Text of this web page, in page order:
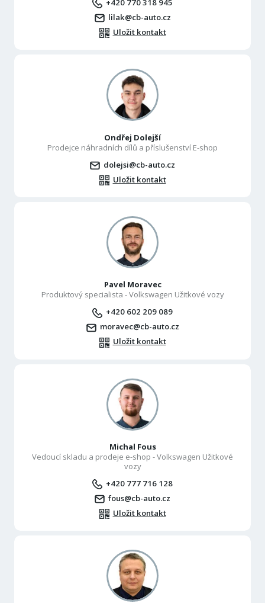
+420 770 318 945
lilak@cb-auto.cz
Uložit kontakt
Ondřej Dolejší
Prodejce náhradních dílů a příslušenství E-shop
dolejsi@cb-auto.cz
Uložit kontakt
Pavel Moravec
Produktový specialista - Volkswagen Užitkové vozy
+420 602 209 089
moravec@cb-auto.cz
Uložit kontakt
Michal Fous
Vedoucí skladu a prodeje e-shop - Volkswagen Užitkové
vozy
+420 777 716 128
fous@cb-auto.cz
Uložit kontakt